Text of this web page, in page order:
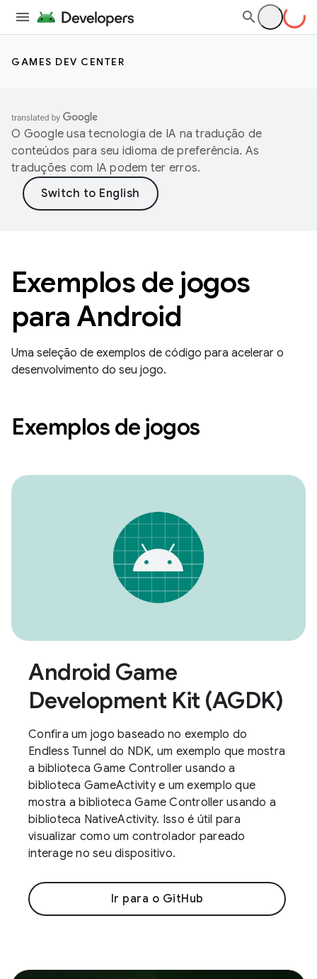
GAMES DEV CENTER
O Google usa tecnologia de IA na tradução de
conteúdos para seu idioma de preferência. As
traduções com IA podem ter erros.
Exemplos de jogos
para Android
Uma seleção de exemplos de código para acelerar o
desenvolvimento do seu jogo.
Exemplos de jogos
Android Game
Development Kit (AGDK)
Confira um jogo baseado no exemplo do
Endless Tunnel do NDK, um exemplo que mostra
a biblioteca Game Controller usando a
biblioteca GameActivity e um exemplo que
mostra a biblioteca Game Controller usando a
biblioteca NativeActivity. Isso é útil para
visualizar como um controlador pareado
interage no seu dispositivo.
Ir para o GitHub